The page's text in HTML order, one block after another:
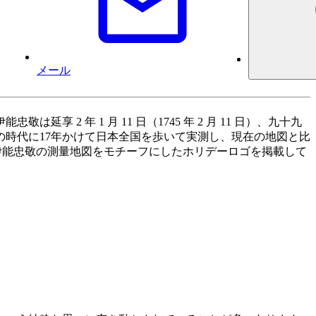
メール
忠敬は延享 2 年 1 月 11 日（1745 年 2 月 11 日）、九十九
代に17年かけて日本全国を歩いて実測し、現在の地図と比
忠敬の測量地図をモチーフにしたホリデーロゴを掲載して